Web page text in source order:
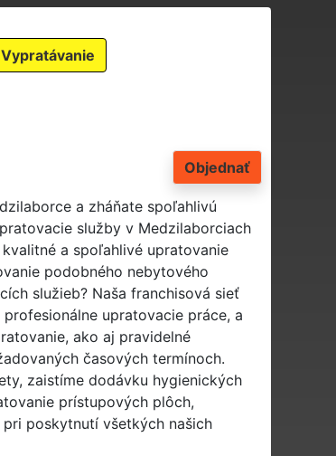
Vypratávanie
Objednať
a zháňate spoľahlivú
služby v Medzilaborciach
a spoľahlivé upratovanie
podobného nebytového
služieb? Naša franchisová sieť
upratovacie práce, a
ako aj pravidelné
časových termínoch.
zaistíme dodávku hygienických
prístupových plôch,
poskytnutí všetkých našich